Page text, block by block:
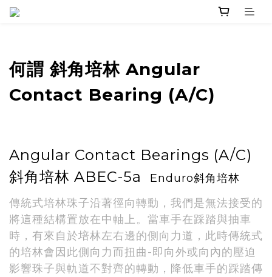
何謂 斜角培林 Angular
Contact Bearing (A/C)
Angular Contact Bearings (A/C)
斜角培林 ABEC-5a
Enduro斜角培林
傳統式培林珠子沿著徑向轉動，我們是無法接受的
將這種結構置放在中軸上。當車手在踩踏與抽車
時，有來自於培林左右邊的側向力道，此時傳統式
的培林會因此側向力而扭曲-即向外或向內的壓迫
影響珠子與軌道不對齊的轉動，降低車手的踩踏傳